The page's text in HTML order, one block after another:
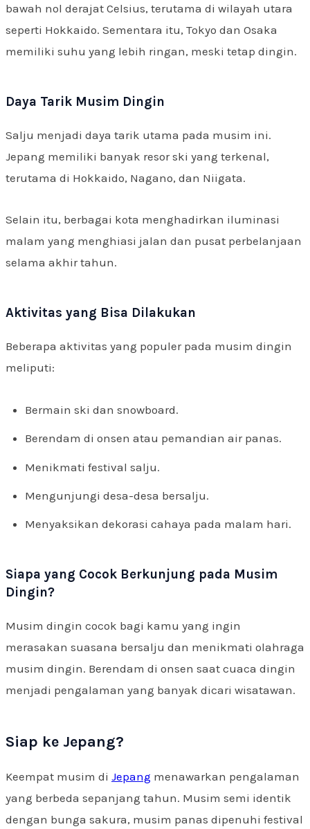
bawah nol derajat Celsius, terutama di wilayah utara
seperti Hokkaido. Sementara itu, Tokyo dan Osaka
memiliki suhu yang lebih ringan, meski tetap dingin.
Daya Tarik Musim Dingin
Salju menjadi daya tarik utama pada musim ini.
Jepang memiliki banyak resor ski yang terkenal,
terutama di Hokkaido, Nagano, dan Niigata.
Selain itu, berbagai kota menghadirkan iluminasi
malam yang menghiasi jalan dan pusat perbelanjaan
selama akhir tahun.
Aktivitas yang Bisa Dilakukan
Beberapa aktivitas yang populer pada musim dingin
meliputi:
Bermain ski dan snowboard.
Berendam di onsen atau pemandian air panas.
Menikmati festival salju.
Mengunjungi desa-desa bersalju.
Menyaksikan dekorasi cahaya pada malam hari.
Siapa yang Cocok Berkunjung pada Musim
Dingin?
Musim dingin cocok bagi kamu yang ingin
merasakan suasana bersalju dan menikmati olahraga
musim dingin. Berendam di onsen saat cuaca dingin
menjadi pengalaman yang banyak dicari wisatawan.
Siap ke Jepang?
Keempat musim di Jepang menawarkan pengalaman
yang berbeda sepanjang tahun. Musim semi identik
dengan bunga sakura, musim panas dipenuhi festival